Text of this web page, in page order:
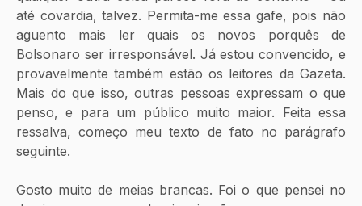
até covardia, talvez. Permita-me essa gafe, pois não
aguento mais ler quais os novos porquês de
Bolsonaro ser irresponsável. Já estou convencido, e
provavelmente também estão os leitores da Gazeta.
Mais do que isso, outras pessoas expressam o que
penso, e para um público muito maior. Feita essa
ressalva, começo meu texto de fato no parágrafo
seguinte.
Gosto muito de meias brancas. Foi o que pensei no